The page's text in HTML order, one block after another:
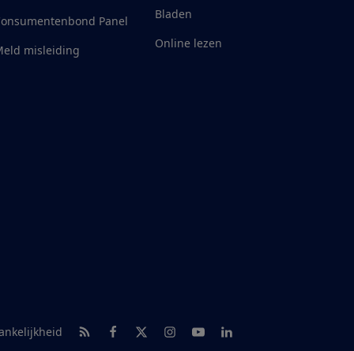
Panel
misleiding
Bladen
Online lezen
RSS-feed nieuws
Facebook
TwitterInstagram
YoutubeLinkedIn